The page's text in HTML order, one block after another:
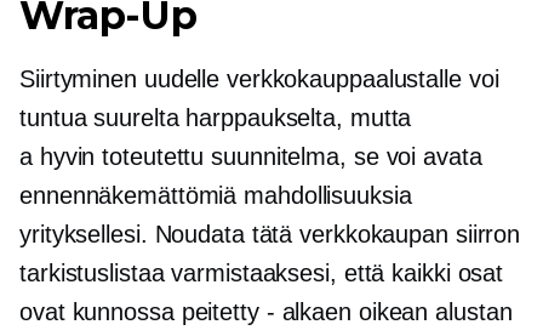
Wrap-Up
Siirtyminen uudelle verkkokauppaalustalle voi
tuntua suurelta harppaukselta, mutta
a hyvin toteutettu suunnitelma, se voi avata
ennennäkemättömiä mahdollisuuksia
yrityksellesi. Noudata tätä verkkokaupan siirron
tarkistuslistaa varmistaaksesi, että kaikki osat
ovat kunnossa peitetty - alkaen oikean alustan